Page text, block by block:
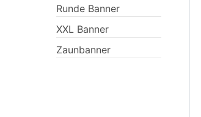
Runde Banner
XXL Banner
Zaunbanner